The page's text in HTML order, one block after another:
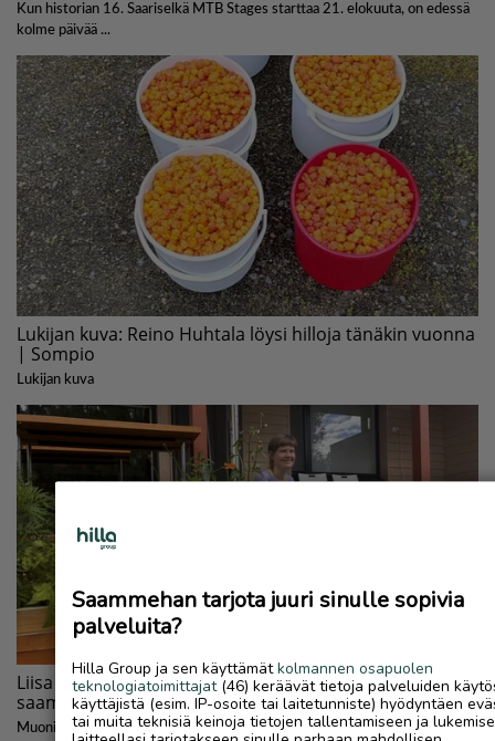
Saammehan tarjota juuri sinulle sopivia
palveluita?
Hilla Group ja sen käyttämätkolmannen osapuolen
teknologiatoimittajat(46) keräävät tietoja palveluiden
käyttäjistä (esim. IP-osoite tai laitetunniste) hyödyntäen
tai muita teknisiä keinoja tietojen tallentamiseen ja